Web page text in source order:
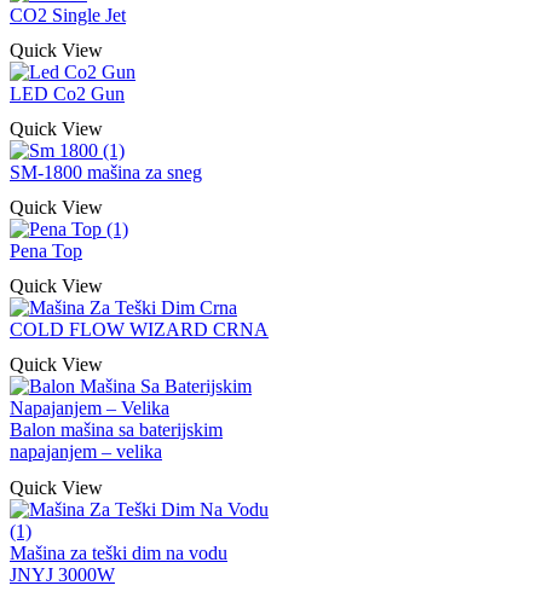
CO2 Single Jet
Quick View
LED Co2 Gun
Quick View
SM-1800 mašina za sneg
Quick View
Pena Top
Quick View
COLD FLOW WIZARD CRNA
Quick View
Balon mašina sa baterijskim
napajanjem – velika
Quick View
Mašina za teški dim na vodu
JNYJ 3000W